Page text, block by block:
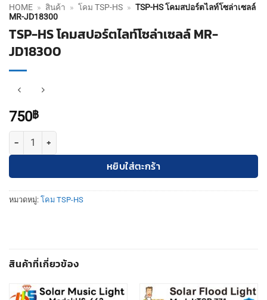
HOME » สินค้า » โคม TSP-HS » TSP-HS โคมสปอร์ตไลท์โซล่าเซลล์
MR-JD18300
TSP-HS โคมสปอร์ตไลท์โซล่าเซลล์ MR-
JD18300
750฿
จำนวน TSP-HS โคมสปอร์ตไลท์โซล่าเซลล์ MR-JD18300 ชิ้น
หยิบใส่ตะกร้า
หมวดหมู่: โคม TSP-HS
สินค้าที่เกี่ยวข้อง